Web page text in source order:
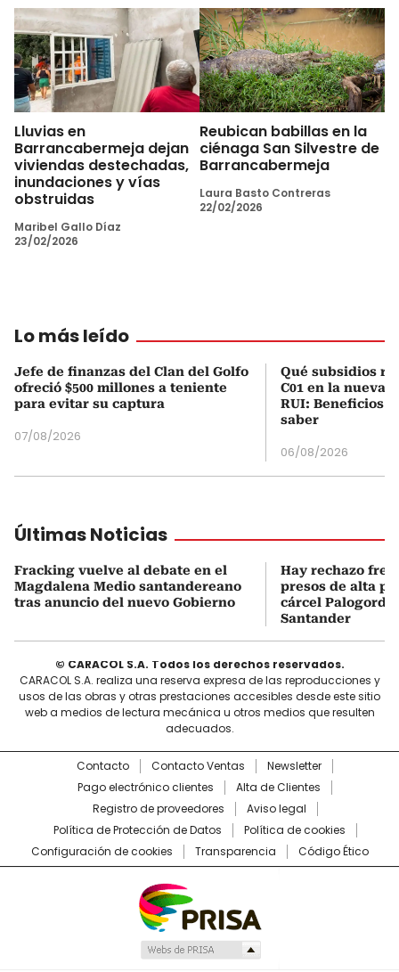
Lluvias en
Barrancabermeja dejan
viviendas destechadas,
inundaciones y vías
obstruidas
Maribel Gallo Díaz
23/02/2026
Reubican babillas en la
ciénaga San Silvestre de
Barrancabermeja
Laura Basto Contreras
22/02/2026
Lo más leído
Jefe de finanzas del Clan del Golfo
ofreció $500 millones a teniente
para evitar su captura
07/08/2026
Qué subsidios
C01 en la nueva
RUI: Beneficios
saber
06/08/2026
Últimas Noticias
Fracking vuelve al debate en el
Magdalena Medio santandereano
tras anuncio del nuevo Gobierno
Hay rechazo
presos de alta
cárcel Palogordo
Santander
© CARACOL S.A. Todos los derechos reservados.
CARACOL S.A. realiza una reserva expresa de las reproducciones y
usos de las obras y otras prestaciones accesibles desde este sitio
web a medios de lectura mecánica u otros medios que resulten
adecuados.
Contacto Contacto Ventas
Newsletter
Pago electrónico clientes
Alta de Clientes
Registro de proveedores
Aviso legal
Política de Protección de Datos
Política de cookies
Configuración de cookies
Transparencia Código Ético